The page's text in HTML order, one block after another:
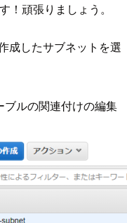
！頑張りましょう。
成したサブネットを選
ルの関連付けの編集